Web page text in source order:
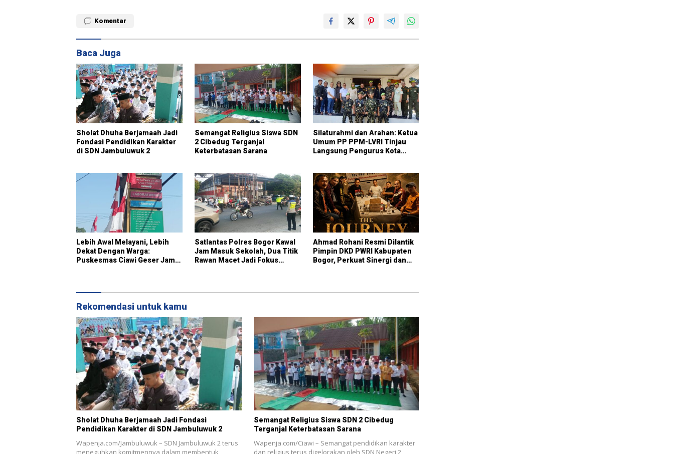
Komentar
Baca Juga
Sholat Dhuha Berjamaah Jadi
Fondasi Pendidikan Karakter
di SDN Jambuluwuk 2
Semangat Religius Siswa SDN
2 Cibedug Terganjal
Keterbatasan Sarana
Silaturahmi dan Arahan: Ketua
Umum PP PPM-LVRI Tinjau
Langsung Pengurus Kota
Lebih Awal Melayani, Lebih
Dekat Dengan Warga:
Puskesmas Ciawi Geser Jam
Satlantas Polres Bogor Kawal
Jam Masuk Sekolah, Dua Titik
Rawan Macet Jadi Fokus
Ahmad Rohani Resmi Dilantik
Pimpin DKD PWRI Kabupaten
Bogor, Perkuat Sinergi dan
Rekomendasi untuk kamu
Sholat Dhuha Berjamaah Jadi Fondasi
Pendidikan Karakter di SDN Jambuluwuk 2
Wapenja.com/Jambuluwuk – SDN Jambuluwuk 2 terus
meneguhkan komitmennya dalam membentuk
Semangat Religius Siswa SDN 2 Cibedug
Terganjal Keterbatasan Sarana
Wapenja.com/Ciawi – Semangat pendidikan karakter
dan religius terus digelorakan oleh SDN Negeri 2